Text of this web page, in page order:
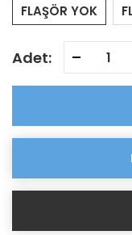
FLAŞÖR YOK
Adet: -